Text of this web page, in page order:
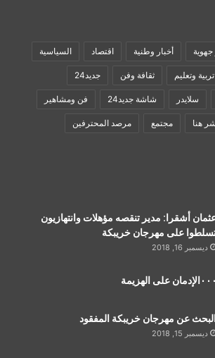
جهوية أخبار وطنية اقتصاد السياسية
تربية وتعليم ثقافة وفن جديد24
سلايدر شاشة جديد24 فن ومشاهير
هنا مجتمع مرصد المحترفين
أشقرا: مدير تنقصه مؤهلات وانتهازيون
على مهرجان خريبكة
ديسمبر 16, 2018
عن مهرجان خريبكة المفقود
ديسمبر 15, 2018